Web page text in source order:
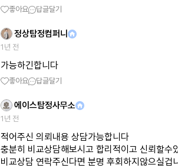
좋아요 답글달기
정상탐정컴퍼니
1년 전
가능하긴합니다
좋아요 답글달기
에이스탐정사무소
1년 전
적어주신 의뢰내용 상담가능합니다
충분히 비교상담해보시고 합리적이고 신뢰할
비교상담 연락주신다면 분명 후회하지않으실겁